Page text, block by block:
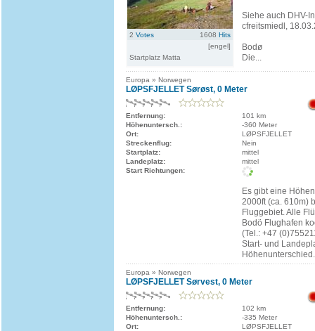
2 Votes 1608 Hits
[engel]
Startplatz Matta
Siehe auch DHV-
cfreitsmiedl,
Bodø
Die...
Europa » Norwegen
LØPSFJELLET Sørøst, 0 Meter
Entfernung:
101 km
Höhenuntersch.:
-360 Meter
Ort:
LØPSFJELLET
Streckenflug:
Nein
Startplatz:
mittel
Landeplatz:
mittel
Start Richtungen:
Es gibt eine
2000ft (ca. 610m)
Fluggebiet. Alle
Bodö Flughafen
(Tel.: +47
Start- und
Höhenunterschied.
Europa » Norwegen
LØPSFJELLET Sørvest, 0 Meter
Entfernung:
102 km
Höhenuntersch.:
-335 Meter
Ort:
LØPSFJELLET